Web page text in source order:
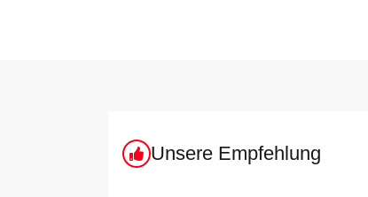
Unsere Empfehlung